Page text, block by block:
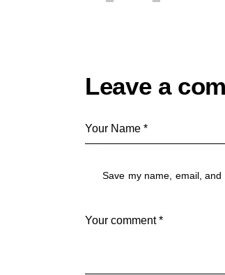
Leave a
Save my name, email,